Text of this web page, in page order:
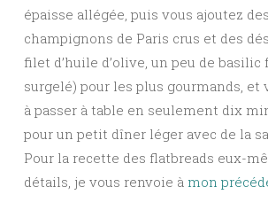
épaisse allégée, puis vous ajoutez
champignons de Paris crus et des
filet d’huile d’olive, un peu de basilic
surgelé) pour les plus gourmands, et
à passer à table en seulement dix
pour un petit dîner léger avec de la
Pour la recette des flatbreads eux-
détails, je vous renvoie à mon